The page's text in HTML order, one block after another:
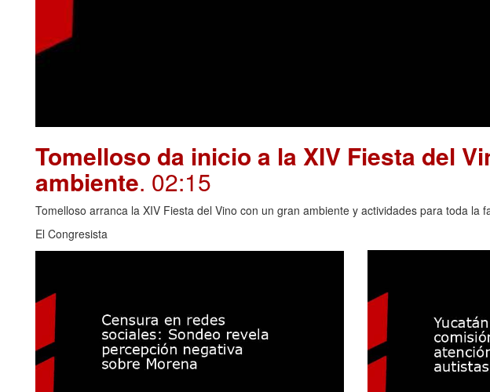
Tomelloso da inicio a la XIV Fiesta del
ambiente. 02:15
Tomelloso arranca la XIV Fiesta del Vino con un gran ambiente y actividades para toda la
El Congresista